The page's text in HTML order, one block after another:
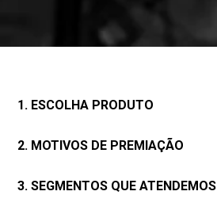
1. ESCOLHA PRODUTO
2. MOTIVOS DE PREMIAÇÃO
3. SEGMENTOS QUE ATENDEMOS